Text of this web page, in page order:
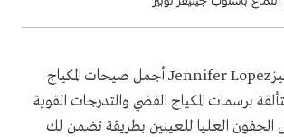
اختارت جينيفر لوبيزJennifer Lopez أجمل صيحات المكياج
برسمات المكياج الفضي والتدرجات القوية
الجفون العليا للعينين بطريقة تضمن لك